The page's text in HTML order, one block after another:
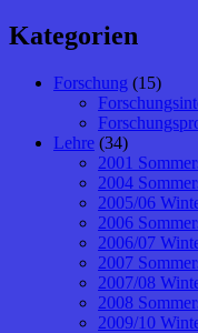
Kategorien
Forschung (15)
Lehre (34)
2001
2004
2005/06
2006
2006/07
2007
2007/08
2008
2009/10